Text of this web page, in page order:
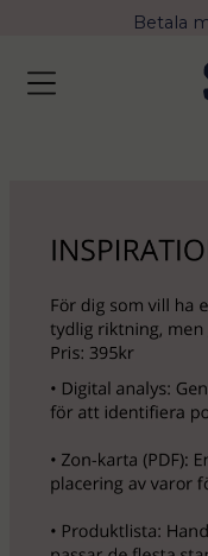
Fri frakt
Leverans 2-